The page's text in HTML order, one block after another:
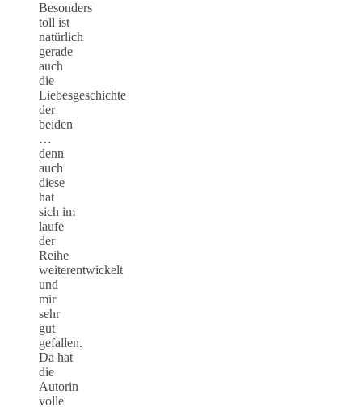
Besonders
toll ist
natürlich
gerade
auch
die
Liebesgeschichte
der
beiden
…
denn
auch
diese
hat
sich im
laufe
der
Reihe
weiterentwickelt
und
mir
sehr
gut
gefallen.
Da hat
die
Autorin
volle